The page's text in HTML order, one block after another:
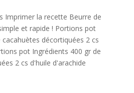
Imprimer la recette Beurre de
et rapide ! Portions pot
décortiquées 2 cs
pot Ingrédients 400 gr de
2 cs d'huile d'arachide